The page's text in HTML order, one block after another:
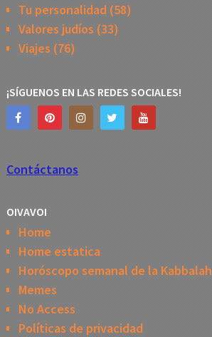
Tu personalidad(58)
Valores judíos (33)
Viajes (76)
¡SÍGUENOS EN LAS REDES SOCIALES!
Contáctanos
OIVAVOI
Home
Home estatica
Horóscopo semanal de la Kabbalah
Memes
No Access
Políticas de privacidad